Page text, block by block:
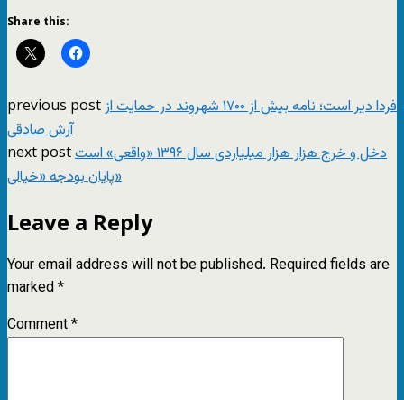
Share this:
previous post فردا دیر است؛ نامه بیش از ۱۷۰۰ شهروند در حمایت از
آرش صادقی
next postدخل و خرج هزار هزار میلیاردی سال ١٣٩۶ «واقعی» است
پایان بودجه «خیالی»
Leave a Reply
Your email address will not be published. Required fields are
marked*
Comment*